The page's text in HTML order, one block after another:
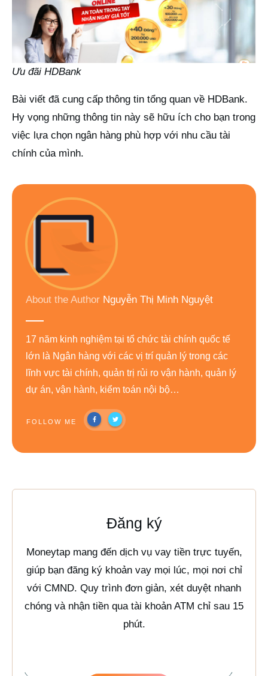
Ưu đãi HDBank
Bài viết đã cung cấp thông tin tổng quan về HDBank.
Hy vọng những thông tin này sẽ hữu ích cho bạn trong
việc lựa chọn ngân hàng phù hợp với nhu cầu tài
chính của mình.
About the Author Nguyễn Thị Minh Nguyệt
17 năm kinh nghiệm tại tổ chức tài chính quốc tế
lớn là Ngân hàng với các vị trí quản lý trong các
lĩnh vực tài chính, quản trị rủi ro vận hành, quản lý
dự án, vận hành, kiểm toán nội bộ…
FOLLOW ME
Đăng ký
Moneytap mang đến dịch vụ vay tiền trực tuyến,
giúp bạn đăng ký khoản vay mọi lúc, mọi nơi chỉ
với CMND. Quy trình đơn giản, xét duyệt nhanh
chóng và nhận tiền qua tài khoản ATM chỉ sau 15
phút.